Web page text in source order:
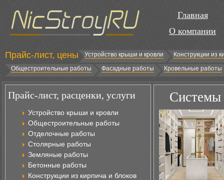
Главная
О компании
Прайс-лист, цены Устройство крыши и кровли
Конструкции из
Общестроительные работы
Фасадные работы Кровельные работы
Прайс-лист, расценки, услуги
Устройство крыши и кровли
Общестроительные работы
Отделочные работы
Столярные работы
Земляные работы
Бетонные работы
Конструкции из кирпича и блоков
Системы